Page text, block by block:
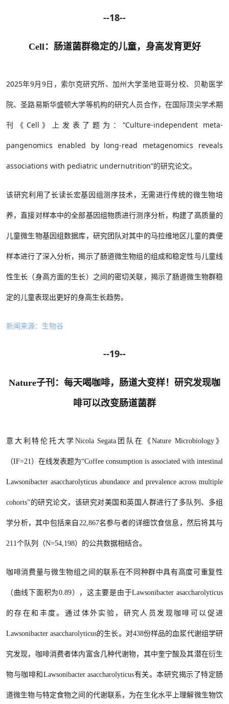
--18--
Cell：肠道菌群稳定的儿童，身高发育更好
2025年9月9日，索尔克研究所、加州大学圣地亚哥分校、贝勒医学
院、圣路易斯华盛顿大学等机构的研究人员合作，在国际顶尖学术期
刊《Cell》上发表了题为：“Culture-independent meta-
pangenomics enabled by long-read metagenomics reveals
associations with pediatric undernutrition”的研究论文。
该研究利用了长读长宏基因组测序技术，无需进行传统的微生物培
养，直接对样本中的全部基因组物质进行测序分析，构建了高质量的
儿童微生物基因组数据库，研究团队对其中的马拉维地区儿童的粪便
样本进行了深入分析，揭示了肠道微生物组的组成和稳定性与儿童线
性生长（身高方面的生长）之间的密切关联，揭示了肠道微生物群稳
定的儿童表现出更好的身高生长趋势。
新闻来源：生物谷
--19--
Nature子刊：每天喝咖啡，肠道大变样！研究发现咖
啡可以改变肠道菌群
意大利特伦托大学 Nicola Segata团队在《Nature Microbiology》
（IF=21）在线发表题为“Coffee consumption is associated with intestinal
Lawsonibacter asaccharolyticus abundance and prevalence across multiple
cohorts”的研究论文，该研究对美国和英国人群进行了多队列、多组
学分析，其中包括来自22,867名参与者的详细饮食信息，然后将其与
211个队列（N=54,198）的公共数据相结合。
咖啡消费量与微生物组之间的联系在不同种群中具有高度可重复性
（曲线下面积为0.89），这主要是由于Lawsonibacter asaccharolyticus
的存在和丰度。通过体外实验，研究人员发现咖啡可以促进
Lawsonibacter asaccharolyticus的生长。对438份样品的血浆代谢组学研
究发现，咖啡消费者体内富含几种代谢物，其中奎宁酸及其潜在衍生
物与咖啡和Lawsonibacter asaccharolyticus有关。本研究揭示了特定肠
道微生物与特定食物之间的代谢联系，为在生化水平上理解微生物饮